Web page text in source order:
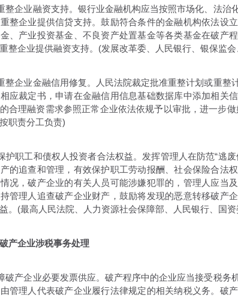
企业融资支持。银行业金融机构应当按照市场化、法治
整企业提供信贷支持。鼓励符合条件的金融机构依法设
、产业投资基金、不良资产处置基金等各类基金在破产
整企业提供融资支持。(发展改革委、人民银行、银保监
企业金融信用修复。人民法院裁定批准重整计划或重整
应裁定书，申请在金融信用信息基础数据库中添加相关
合理融资需求参照正常企业依法依规予以审批，进一步
职责分工负责)
职工和债权人投资者合法权益。发挥管理人在防范“逃废
的追查和管理，有效保护职工劳动报酬、社会保险合法
况，破产企业的有关人员可能涉嫌犯罪的，管理人应当
管理人追查破产企业财产，鼓励将发现的恶意转移破产
。(最高人民法院、人力资源社会保障部、人民银行、国
产企业涉税事务处理
产企业必要发票供应。破产程序中的企业应当接受税务
管理人代表破产企业履行法律规定的相关纳税义务。破